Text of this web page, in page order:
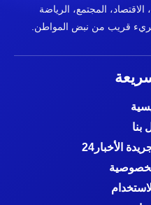
المجتمع، الرياضة
قريب من نبض المواطن.
بنا
الأخبار24